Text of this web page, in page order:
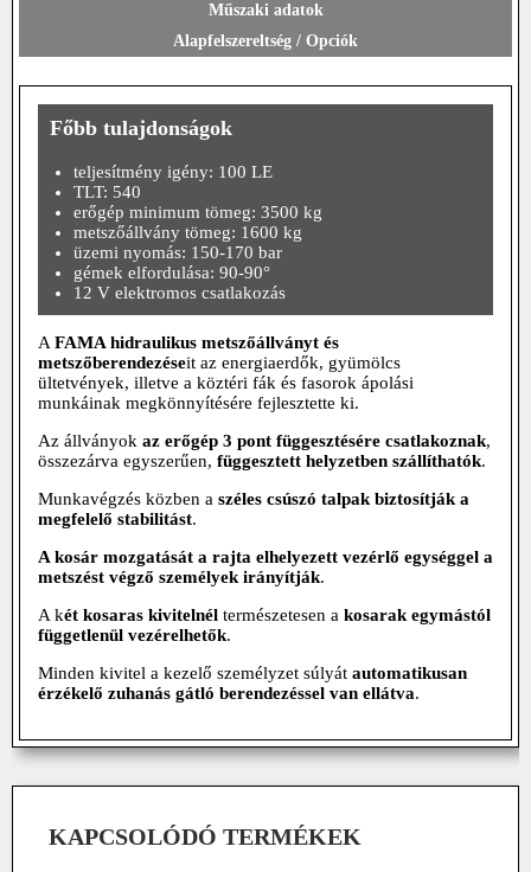
Műszaki adatok
Alapfelszereltség / Opciók
Főbb tulajdonságok
teljesítmény igény: 100 LE
TLT: 540
erőgép minimum tömeg: 3500 kg
metszőállvány tömeg: 1600 kg
üzemi nyomás: 150-170 bar
gémek elfordulása: 90-90°
12 V elektromos csatlakozás
A FAMA hidraulikus metszőállványt és
metszőberendezéseit az energiaerdők, gyümölcs
ültetvények, illetve a köztéri fák és fasorok ápolási
munkáinak megkönnyítésére fejlesztette ki.
Az állványok az erőgép 3 pont függesztésére csatlakoznak,
összezárva egyszerűen, függesztett helyzetben szállíthatók.
Munkavégzés közben a széles csúszó talpak biztosítják a
megfelelő stabilitást.
A kosár mozgatását a rajta elhelyezett vezérlő egységgel a
metszést végző személyek irányítják.
A két kosaras kivitelnél természetesen a kosarak egymástól
függetlenül vezérelhetők.
Minden kivitel a kezelő személyzet súlyát automatikusan
érzékelő zuhanás gátló berendezéssel van ellátva.
KAPCSOLÓDÓ TERMÉKEK